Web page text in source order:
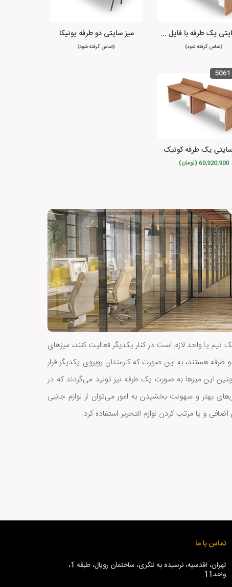
میز سایتی یک طرفه با فایل متصل کوئیک
(تماس گرفته شود)
میز سایتی دو طرفه یونیکا
(تماس گرفته شود)
5061
یک طرفه کوئیک
60,920,900 (تومان)
یا واحد لازم است در کنار یکدیگر فعالیت کنند، میزهای
طرفه هستند، به این صورت که کارمندان روبروی یکدیگر قرار
این میزها به صورت یک طرفه نیز تولید می‌گردند که در
بهتر و سهولت بخشیدن به امور می‌توان از لوازم جانبی
و یا مرتب کردن لوازم التحریر استفاده کرد.
تماس با ما
تهران، اقدسیه، نرسیده به لنگری، ساختمان رویال، طبقه 1،
واحد11